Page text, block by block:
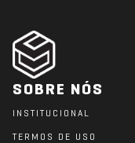
SOBRE NÓS
INSTITUCIONAL
TERMOS DE USO